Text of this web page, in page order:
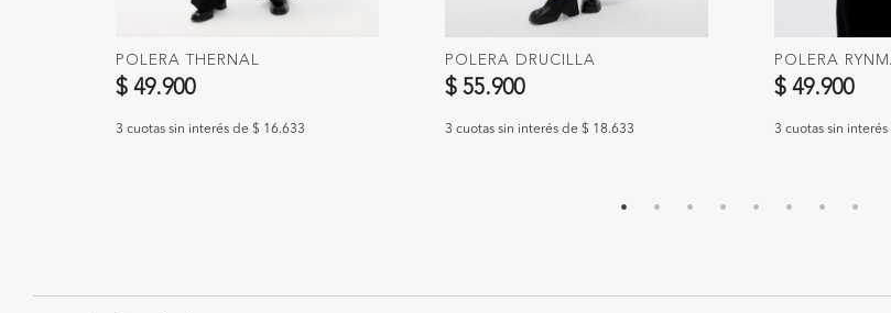
POLERA THERNAL
$ 49.900
3 cuotas sin interés de $ 16.633
POLERA DRUCILLA
$ 55.900
3 cuotas sin interés de $ 18.633
POLERA
$ 49.900
3 cuotas sin